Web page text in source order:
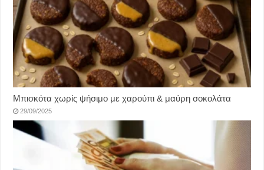
Μπισκότα χωρίς ψήσιμο με χαρούπι & μαύρη σοκολάτα
29/09/2025